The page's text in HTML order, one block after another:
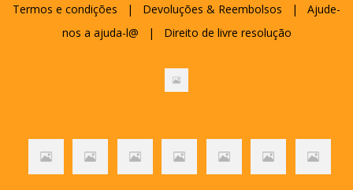
Termos e condições | Devoluções & Reembolsos | Ajude-
nos a ajuda-l@ | Direito de livre resolução